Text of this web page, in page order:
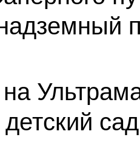
сад